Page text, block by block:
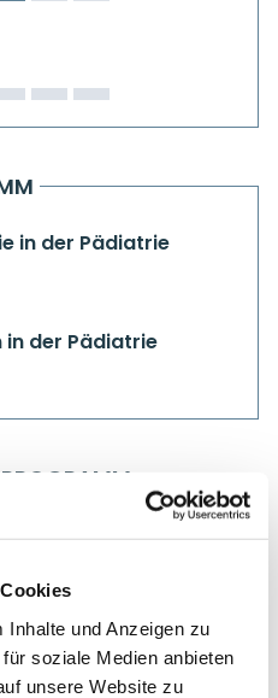
und Anzeigen zu
soziale Medien anbieten
unsere Website zu
in der Pädiatrie
in der Pädiatrie